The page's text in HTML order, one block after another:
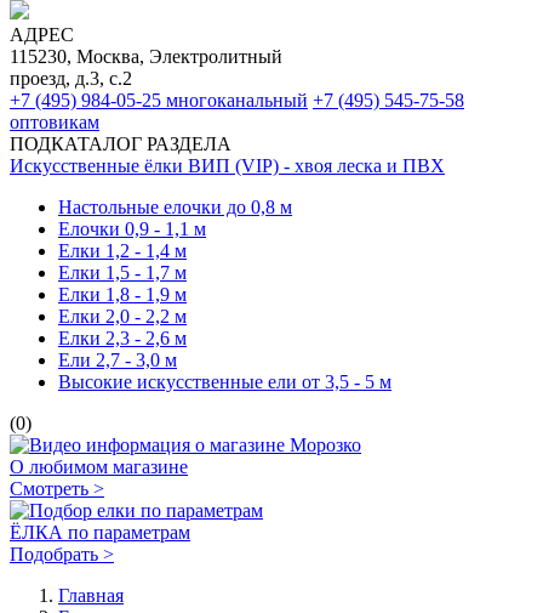
АДРЕС
115230, Москва, Электролитный
проезд, д.3, с.2
+7 (495) 984-05-25 многоканальный +7 (495) 545-75-58
оптовикам
ПОДКАТАЛОГ РАЗДЕЛА
Искусственные ёлки ВИП (VIP) - хвоя леска и ПВХ
Настольные елочки до 0,8 м
Елочки 0,9 - 1,1 м
Елки 1,2 - 1,4 м
Елки 1,5 - 1,7 м
Елки 1,8 - 1,9 м
Елки 2,0 - 2,2 м
Елки 2,3 - 2,6 м
Ели 2,7 - 3,0 м
Высокие искусственные ели от 3,5 - 5 м
(0)
О любимом магазине
Смотреть >
ЁЛКА по параметрам
Подобрать >
Главная